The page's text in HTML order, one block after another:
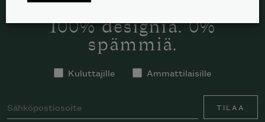
100% designia. 0%
spämmiä.
Kuluttajille Ammattilaisille
TILAA